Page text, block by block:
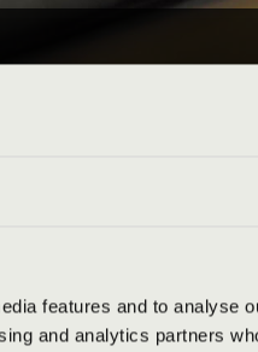
features and to analyse
and analytics partners